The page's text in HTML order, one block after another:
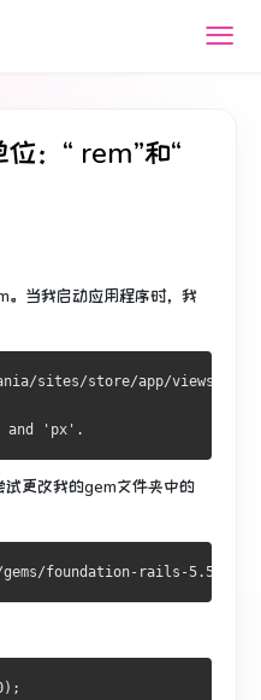
：“ rem”和“
当我启动应用程序时，我
sites/store/app/views/
and 'px'.
更改我的gem文件夹中的